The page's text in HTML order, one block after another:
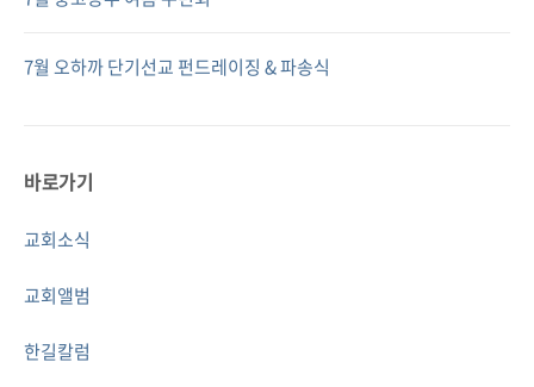
7월 오하까 단기선교 펀드레이징 & 파송식
바로가기
교회소식
교회앨범
한길칼럼